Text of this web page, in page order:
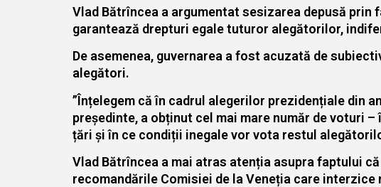
Vlad Bătrîncea a argumentat sesizarea depusă
garantează drepturi egale tuturor alegătorilor,
De asemenea, guvernarea a fost acuzată de
alegători.
”Înțelegem că în cadrul alegerilor prezidențiale din
președinte, a obținut cel mai mare număr de voturi
țări și în ce condiții inegale vor vota restul
Vlad Bătrîncea a mai atras atenția asupra faptului
recomandările Comisiei de la Veneția care